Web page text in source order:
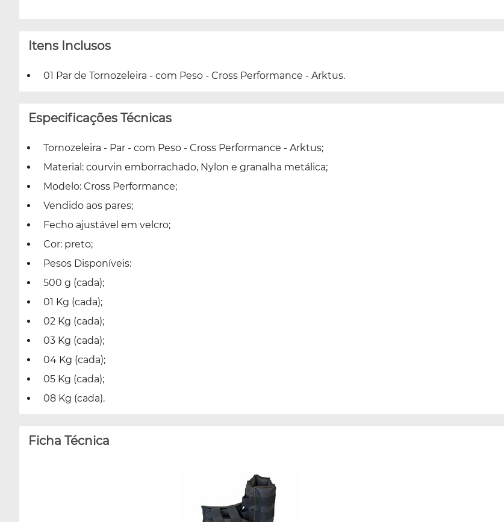
Itens Inclusos
01 Par de Tornozeleira - com Peso - Cross Performance - Arktus.
Especificações Técnicas
Tornozeleira - Par - com Peso - Cross Performance - Arktus;
Material: courvin emborrachado, Nylon e granalha metálica;
Modelo: Cross Performance;
Vendido aos pares;
Fecho ajustável em velcro;
Cor: preto;
Pesos Disponíveis:
500 g (cada);
01 Kg (cada);
02 Kg (cada);
03 Kg (cada);
04 Kg (cada);
05 Kg (cada);
08 Kg (cada).
Ficha Técnica